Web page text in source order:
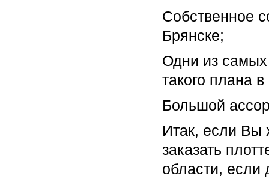
Собственное
Брянске;
Одни из самых
такого плана в
Большой
Итак, если Вы
заказать
области, если